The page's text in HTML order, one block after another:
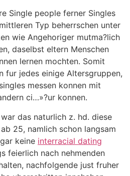
Single people ferner Singles
Typ beherrschen unter
wie Angehoriger mutma?lich
daselbst eltern Menschen
lernen mochten. Somit
fur jedes einige Altersgruppen,
messen konnen mit
ci…»?ur konnen.
das naturlich z. hd. diese
25, namlich schon langsam
keine interracial dating
feierlich nach nehmenden
nachfolgende just fruher